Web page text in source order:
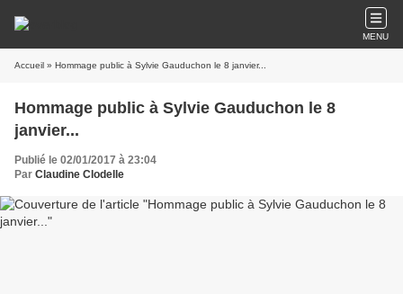
MENU
Accueil » Hommage public à Sylvie Gauduchon le 8 janvier...
Hommage public à Sylvie Gauduchon le 8
janvier...
Publié le 02/01/2017 à 23:04
Par Claudine Clodelle